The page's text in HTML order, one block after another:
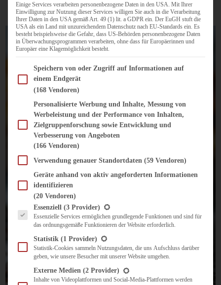
Einige Services verarbeiten personenbezogene Daten in den USA. Mit Ihrer
Einwilligung zur Nutzung dieser Services willigen Sie auch in die Verarbeitung
Ihrer Daten in den USA gemäß Art. 49 (1) lit. a GDPR ein. Der EuGH stuft die
USA als ein Land mit unzureichendem Datenschutz nach EU-Standards ein. Es
besteht beispielsweise die Gefahr, dass US-Behörden personenbezogene Daten
in Überwachungsprogrammen verarbeiten, ohne dass für Europäerinnen und
Europäer eine Klagemöglichkeit besteht.
Im Folgenden finden Sie eine Liste der Zwecke des IAB Transparency and Consent
Speichern von oder Zugriff auf Informationen auf
einem Endgerät
(168 Vendoren)
Personalisierte Werbung und Inhalte, Messung von
Werbeleistung und der Performance von Inhalten,
Zielgruppenforschung sowie Entwicklung und
Verbesserung von Angeboten
(166 Vendoren)
Verwendung genauer Standortdaten (59 Vendoren)
Geräte anhand von aktiv angeforderten Informationen
identifizieren
(20 Vendoren)
Es folgt eine Liste der Service-Gruppen, für die eine Einwilligung erteilt werden
Essenziell (3 Provider)
Essenzielle Services ermöglichen grundlegende Funktionen und sind für
das ordnungsgemäße Funktionieren der Website erforderlich.
Statistik (1 Provider)
Statistik-Cookies sammeln Nutzungsdaten, die uns Aufschluss darüber
geben, wie unsere Besucher mit unserer Website umgehen.
Externe Medien (2 Provider)
Inhalte von Videoplattformen und Social-Media-Plattformen werden